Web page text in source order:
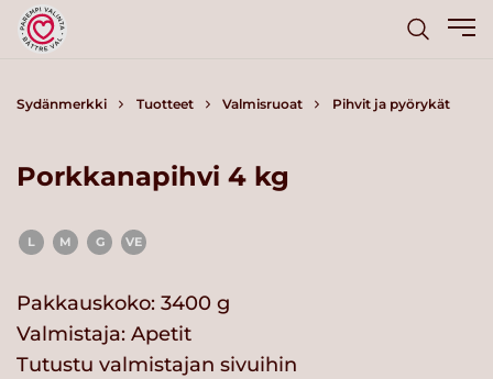
Sydänmerkki Tuotteet Valmisruoat Pihvit ja pyörykät
Porkkanapihvi 4 kg
L M G VE
Pakkauskoko: 3400 g
Valmistaja: Apetit
Tutustu valmistajan sivuihin